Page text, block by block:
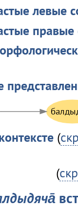
левые
правые
(
(